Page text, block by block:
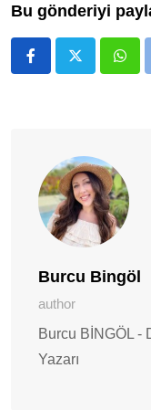
Bu gönderiyi
Burcu Bingöl
author
Burcu BİNGÖL -
Yazarı